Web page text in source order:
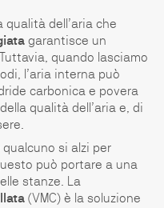
qualità dell’aria che
garantisce un
quando lasciamo
l’aria interna può
carbonica e povera
qualità dell’aria e, di
si alzi per
può portare a una
stanze. La
(VMC) è la soluzione